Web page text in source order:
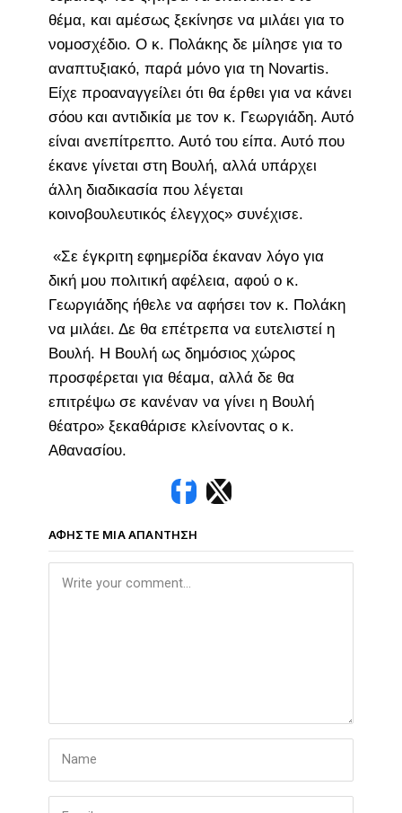
θέμα, και αμέσως ξεκίνησε να μιλάει για το
νομοσχέδιο. Ο κ. Πολάκης δε μίλησε για το
αναπτυξιακό, παρά μόνο για τη Novartis.
Είχε προαναγγείλει ότι θα έρθει για να κάνει
σόου και αντιδικία με τον κ. Γεωργιάδη. Αυτό
είναι ανεπίτρεπτο. Αυτό του είπα. Αυτό που
έκανε γίνεται στη Βουλή, αλλά υπάρχει
άλλη διαδικασία που λέγεται
κοινοβουλευτικός έλεγχος» συνέχισε.
«Σε έγκριτη εφημερίδα έκαναν λόγο για
δική μου πολιτική αφέλεια, αφού ο κ.
Γεωργιάδης ήθελε να αφήσει τον κ. Πολάκη
να μιλάει. Δε θα επέτρεπα να ευτελιστεί η
Βουλή. Η Βουλή ως δημόσιος χώρος
προσφέρεται για θέαμα, αλλά δε θα
επιτρέψω σε κανέναν να γίνει η Βουλή
θέατρο» ξεκαθάρισε κλείνοντας ο κ.
Αθανασίου.
ΑΦΉΣΤΕ ΜΙΑ ΑΠΆΝΤΗΣΗ